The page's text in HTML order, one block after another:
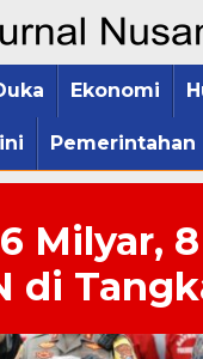
Ekonomi
Pemerintahan
Milyar,
di